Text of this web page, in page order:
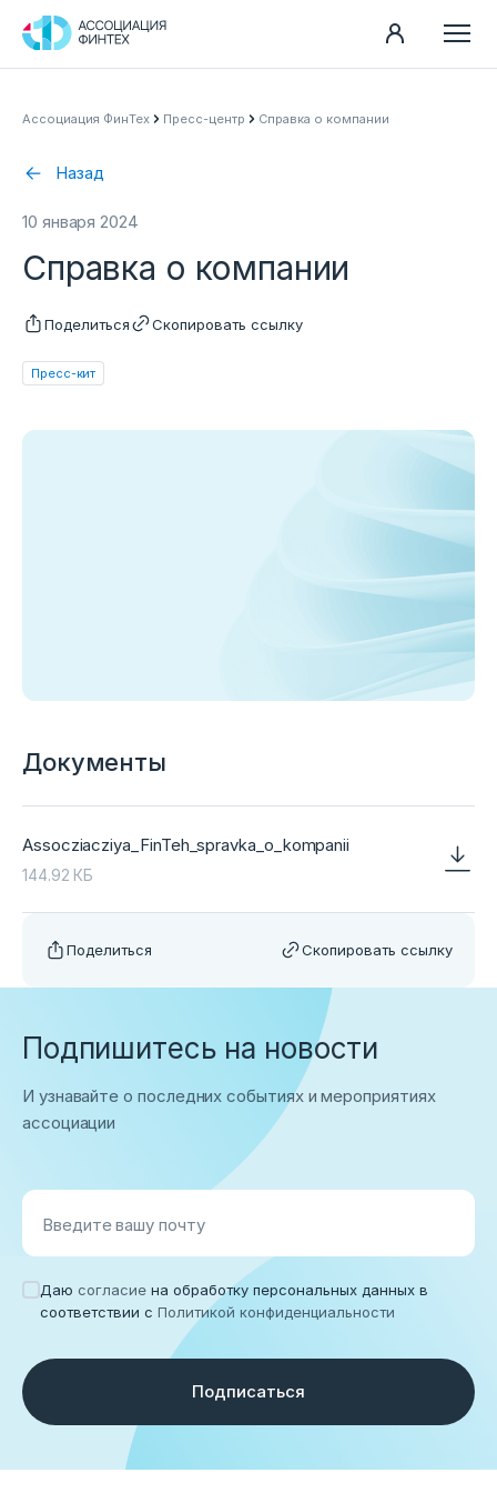
Пресс-центр
Карьера
Контакты
Ассоциация ФинТех Пресс-центр Справка о компании
Назад
10 января 2024
Пресс-кит
Справка о компании
Поделиться Скопировать ссылку
Документы
Assocziacziya_FinTeh_spravka_o_kompanii
144.92 КБ
Поделиться Скопировать ссылку
Подпишитесь на новости
И узнавайте о последних событиях и мероприятиях
ассоциации
Введите вашу почту
Даю согласие на обработку персональных данных в
соответствии с Политикой конфиденциальности
Подписаться